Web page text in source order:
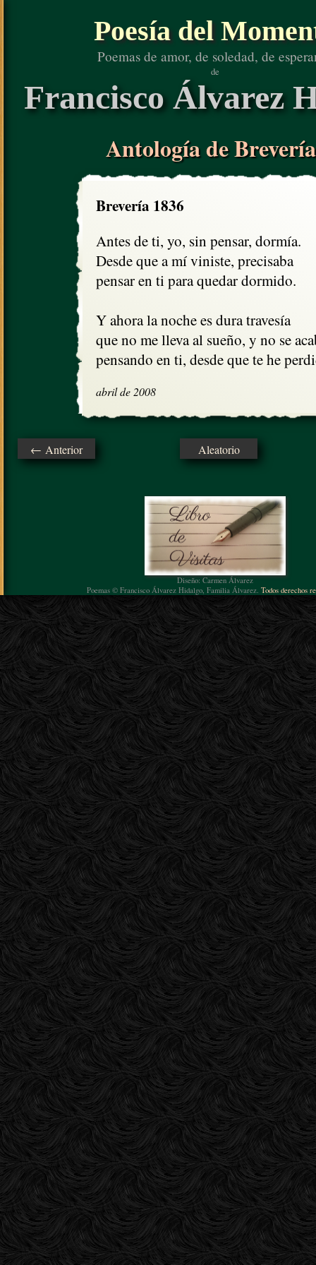
Poesía del
Poemas de amor, de soledad, de
de
Francisco Álvarez
Antología de
Brevería 1836
Antes de ti, yo, sin pensar, dormía.
Desde que a mí viniste, precisaba
pensar en ti para quedar dormido.
Y ahora la noche es dura travesía
que no me lleva al sueño, y no se
pensando en ti, desde que te he
abril de 2008
← Anterior Aleatorio
Diseño: Carmen Álvarez
Poemas © Francisco Álvarez Hidalgo, Familia Álvarez. Todos derechos